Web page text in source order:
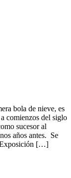
bola de nieve, es
comienzos del siglo
sucesor al
años antes. Se
Exposición […]